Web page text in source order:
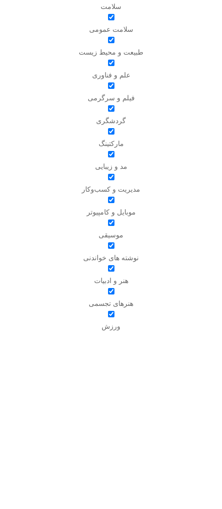
سلامت
سلامت عمومی
طبیعت و محیط زیست
علم و فناوری
فیلم و سرگرمی
گردشگری
مارکتینگ
مد و زیبایی
مدیریت و کسب‌وکار
موبایل و کامپیوتر
موسیقی
نوشته های خواندنی
هنر و ادبیات
هنرهای تجسمی
ورزش